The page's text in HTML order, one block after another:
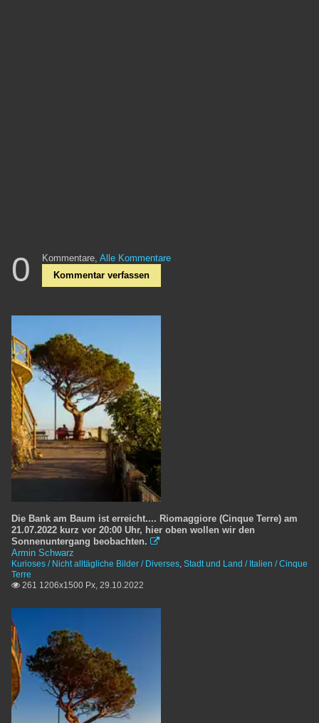
0 Kommentare, Alle Kommentare
Kommentar verfassen
Die Bank am Baum ist erreicht.... Riomaggiore (Cinque Terre) am
21.07.2022 kurz vor 20:00 Uhr, hier oben wollen wir den
Sonnenuntergang beobachten. 
Armin Schwarz
Kurioses / Nicht alltägliche Bilder / Diverses, Stadt und Land / Italien / Cinque
Terre
 261 1206x1500 Px, 29.10.2022